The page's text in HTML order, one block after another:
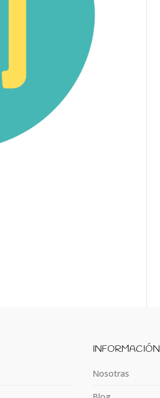
INFORMACIÓN
Nosotras